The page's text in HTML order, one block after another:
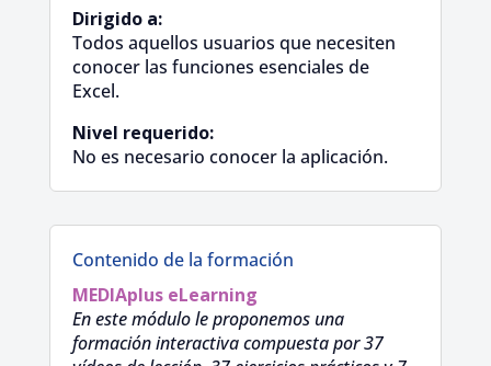
Dirigido a:
Todos aquellos usuarios que necesiten
conocer las funciones esenciales de
Excel.
Nivel requerido:
No es necesario conocer la aplicación.
Contenido de la formación
MEDIAplus eLearning
En este módulo le proponemos una
formación interactiva compuesta por 37